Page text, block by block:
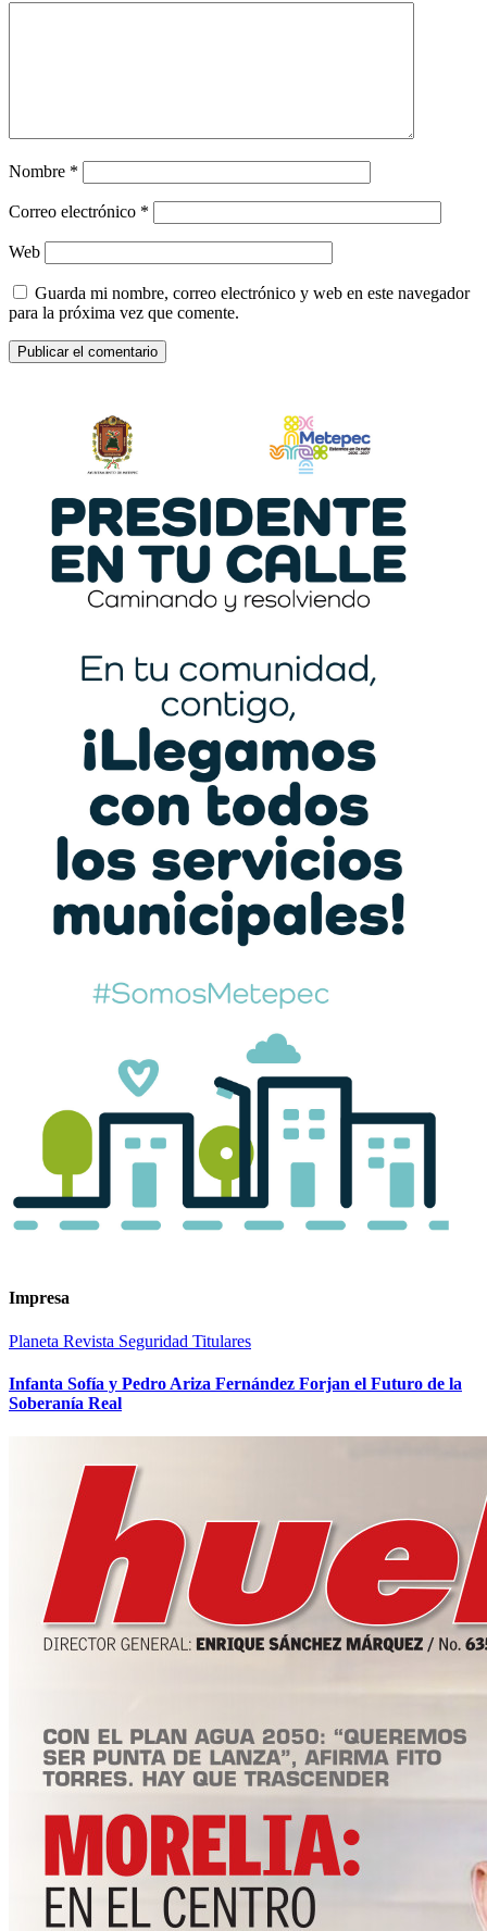
Nombre *
Correo electrónico *
Web
Guarda mi nombre, correo electrónico y web en este navegador
para la próxima vez que comente.
Impresa
Planeta Revista Seguridad Titulares
Infanta Sofía y Pedro Ariza Fernández Forjan el Futuro de la
Soberanía Real